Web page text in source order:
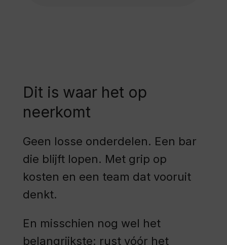
Dit is waar het op
neerkomt
Geen losse onderdelen. Een bar
die blijft lopen. Met grip op
kosten en een team dat vooruit
denkt.
En misschien nog wel het
belangrijkste: rust vóór het